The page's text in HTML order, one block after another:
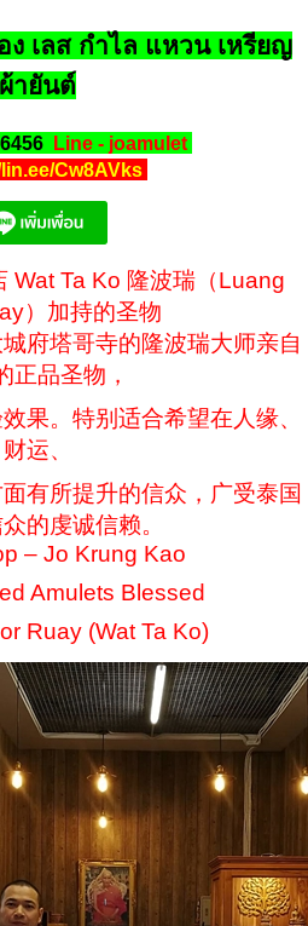
ง เลส กำไล แหวน เหรียญ
ผ้ายันต์
Line - joamulet
Cw8AVks
Wat Ta Ko 隆波瑞（Luang
）加持的圣物
府塔哥寺的隆波瑞大师亲自
正品圣物，
果。特别适合希望在人缘、
财运、
有所提升的信众，广受泰国
的虔诚信赖。
– Jo Krung Kao
Amulets Blessed
Ruay (Wat Ta Ko)